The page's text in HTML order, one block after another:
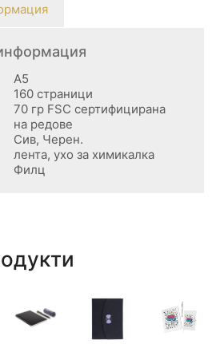
А5
160 страници
70 гр FSC сертифицирана
на редове
Сив, Черен.
лента, ухо за химикалка
Филц